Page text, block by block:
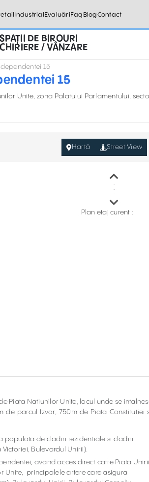
IndustrialEvaluăriFaq BlogContact
SPAȚII DE BIROURI
/ VÂNZARE
15
15
Unite, zona Palatului Parlamentului,
Hartă Street View
Plan etaj curent :
Piata Natiunilor Unite, locul unde se
de parcul Izvor, 750m de Piata Constitutiei
populata de cladiri rezidentiale si cladiri
Bulevardul Unirii).
avand acces direct catre Piata Unirii
Unite, principalele artere care asigura